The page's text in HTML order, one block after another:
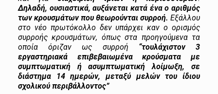
Δηλαδή, ουσιαστικά, αυξάνεται κατά ένα ο αριθμός
των κρουσμάτων που θεωρούνται συρροή.Εξάλλου
στο νέο πρωτόκολλο δεν υπάρχει καν ο ορισμός
συρροής κρουσμάτων, όπως στα προηγούμενα τα
οποία όριζαν ως συρροή “τουλάχιστον 3
εργαστηριακά επιβεβαιωμένα κρούσματα με
συμπτωματική ή ασυμπτωματική λοίμωξη, σε
διάστημα 14 ημερών, μεταξύ μελών του ίδιου
σχολικού περιβάλλοντος”